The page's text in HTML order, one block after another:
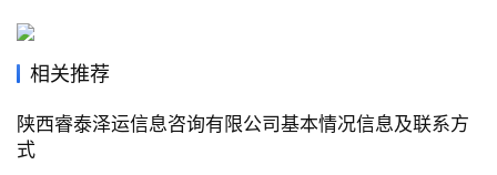
城
市
相关推荐
陕西睿泰泽运信息咨询有限公司基本情况信息及联系方
式